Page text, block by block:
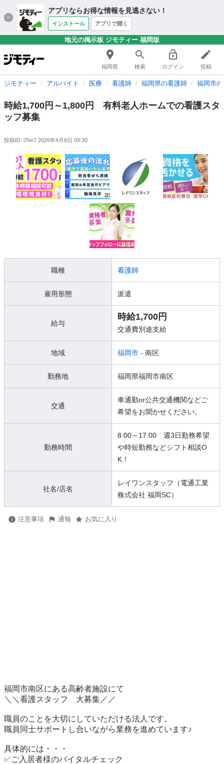
アプリならお得な情報を見逃さない！
インストール アプリで開く
地元の掲示板 ジモティー 福岡版
福岡県 検索 ログイン 投稿
ジモティー アルバイト 医療 看護師 福岡県の看護師 福岡市
時給1,700円～1,800円 有料老人ホームでの看護スタ
ッフ募集
投稿ID: i7bn7 2026年4月6日 09:30
職種 看護師
雇用形態 派遣
給与
時給1,700円
交通費別途支給
地域 福岡市 - 南区
勤務地 福岡県福岡市南区
交通
車通勤or公共交通機関などご
希望をお聞かせください。
勤務時間
8:00～17:00 週3日勤務希望
や時短勤務などシフト相談O
K！
社名/店名
レイワンスタッフ（電通工業
株式会社 福岡SC）
注意事項 通報 お気に入り
福岡市南区にある高齢者施設にて
＼＼看護スタッフ　大募集／／
職員のことを大切にしていただける法人です。
職員同士サポートし合いながら業務を進めています♪
具体的には・・・
✅ご入居者様のバイタルチェック